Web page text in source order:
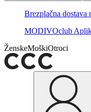
Brezplačna dostava
MODIVOclub
ŽenskeMoškiOtroci